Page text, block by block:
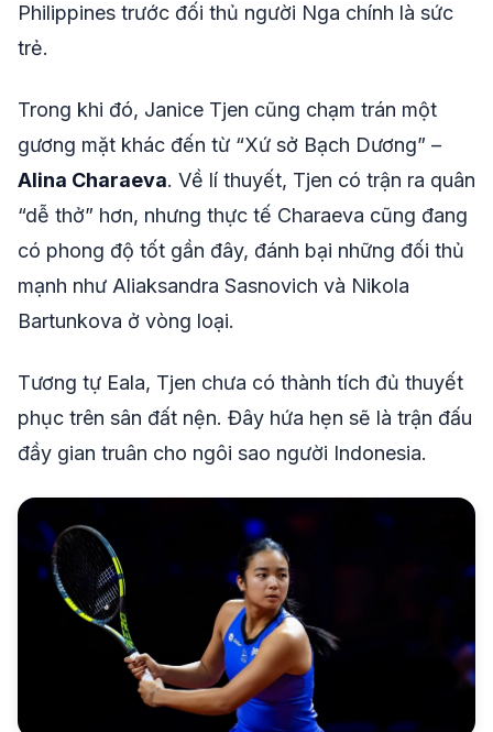
Philippines trước đối thủ người Nga chính là sức
trẻ.
Trong khi đó, Janice Tjen cũng chạm trán một
gương mặt khác đến từ “Xứ sở Bạch Dương” –
Alina Charaeva. Về lí thuyết, Tjen có trận ra quân
“dễ thở” hơn, nhưng thực tế Charaeva cũng đang
có phong độ tốt gần đây, đánh bại những đối thủ
mạnh như Aliaksandra Sasnovich và Nikola
Bartunkova ở vòng loại.
Tương tự Eala, Tjen chưa có thành tích đủ thuyết
phục trên sân đất nện. Đây hứa hẹn sẽ là trận đấu
đầy gian truân cho ngôi sao người Indonesia.